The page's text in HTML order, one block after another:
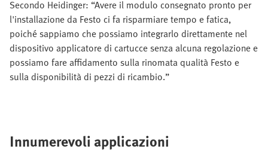
Secondo Heidinger: “Avere il modulo consegnato pronto per
l'installazione da Festo ci fa risparmiare tempo e fatica,
poiché sappiamo che possiamo integrarlo direttamente nel
dispositivo applicatore di cartucce senza alcuna regolazione e
possiamo fare affidamento sulla rinomata qualità Festo e
sulla disponibilità di pezzi di ricambio.”
Innumerevoli applicazioni